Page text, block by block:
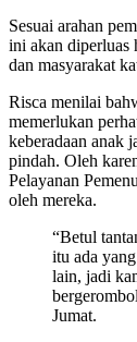
Sesuai arahan
ini akan diperluas
dan masyarakat
Risca menilai
memerlukan
keberadaan anak
pindah. Oleh
Pelayanan
oleh mereka.
“Betul
itu ada
lain, jadi
Jumat.